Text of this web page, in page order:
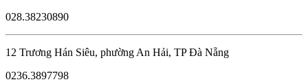
028.38230890
12 Trương Hán Siêu, phường An Hải, TP Đà Nẵng
0236.3897798